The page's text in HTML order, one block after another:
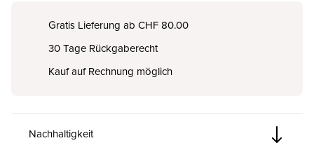
Gratis Lieferung ab CHF 80.00
30 Tage Rückgaberecht
Kauf auf Rechnung möglich
Nachhaltigkeit